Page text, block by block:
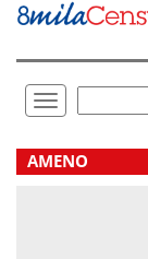
Vai
direttamente
Toggle
navigation
.
AMENO